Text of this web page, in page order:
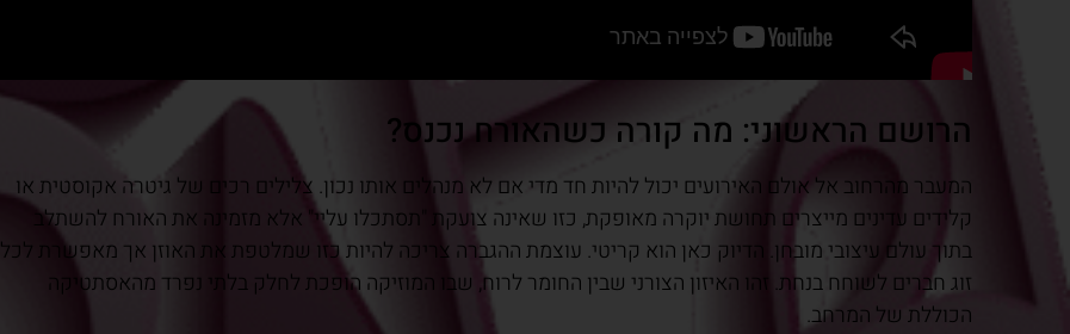
הרושם הראשוני: מה קורה כשהאורח נכנס?
המעבר מהרחוב אל אולם האירועים יכול להיות חד מדי אם לא מנהלים אותו נכון. צלילים רכים של גיטרה אקוסטית או
קלידים עדינים מייצרים תחושת יוקרה מאופקת, כזו שאינה צועקת "תסתכלו עליי" אלא מזמינה את האורח להשתלב
בתוך עולם עיצובי מובחן. הדיוק כאן הוא קריטי. עוצמת ההגברה צריכה להיות כזו שמלטפת את האוזן אך מאפשרת לכל
זוג חברים לשוחח בנחת. זהו האיזון הצורני שבין החומר לרוח, שבו המוזיקה הופכת לחלק בלתי נפרד מהאסתטיקה
הכוללת של המרחב.